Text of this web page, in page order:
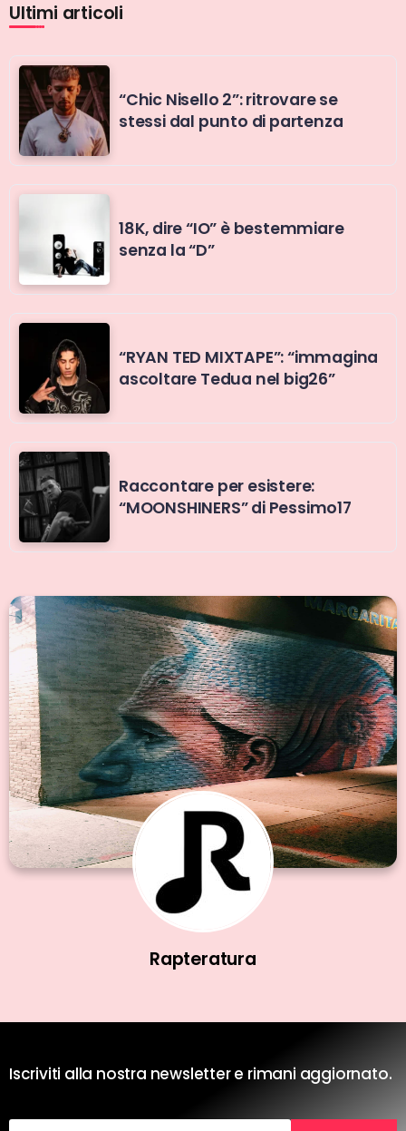
Ultimi articoli
“Chic Nisello 2”: ritrovare se
stessi dal punto di partenza
18K, dire “IO” è bestemmiare
senza la “D”
“RYAN TED MIXTAPE”: “immagina
ascoltare Tedua nel big26”
Raccontare per esistere:
“MOONSHINERS” di Pessimo17
Rapteratura
Iscriviti alla nostra newsletter e rimani aggiornato.